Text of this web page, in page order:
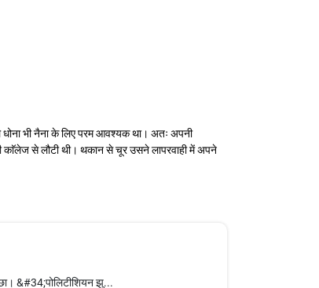
धोना भी नैना के लिए परम आवश्यक था। अतः अपनी
काॅलेज से लौटी थी। थकान से चूर उसने लापरवाही में अपने
&#34;पोलिटीशियन झु...